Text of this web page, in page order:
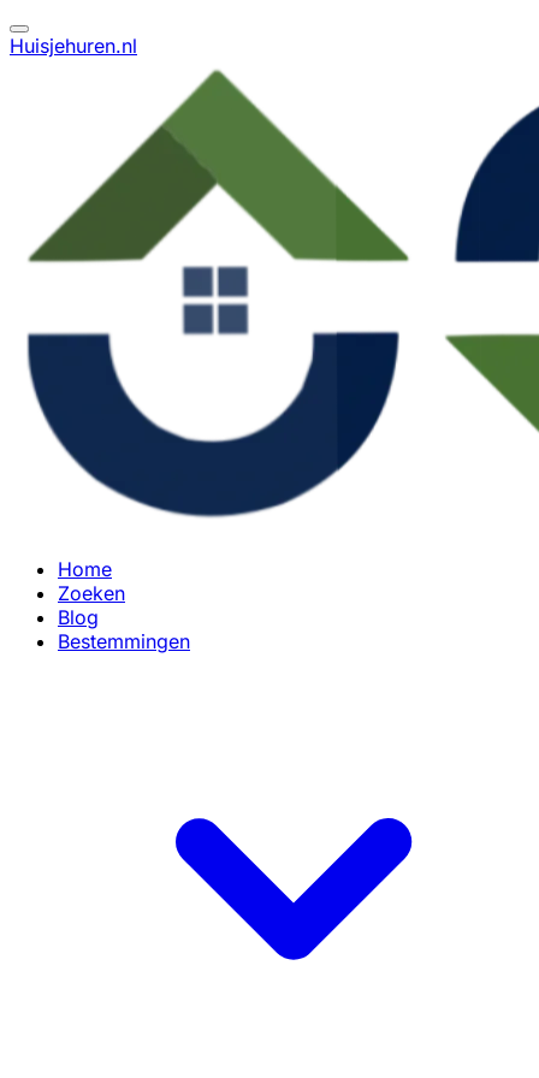
Huisjehuren.nl
Home
Zoeken
Blog
Bestemmingen